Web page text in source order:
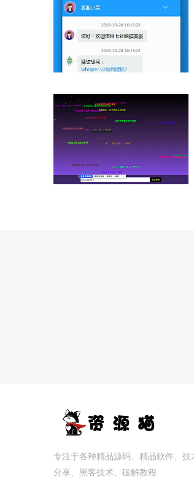
专注于各种精品源码、精品软件、技
分享、黑客技术、破解教程